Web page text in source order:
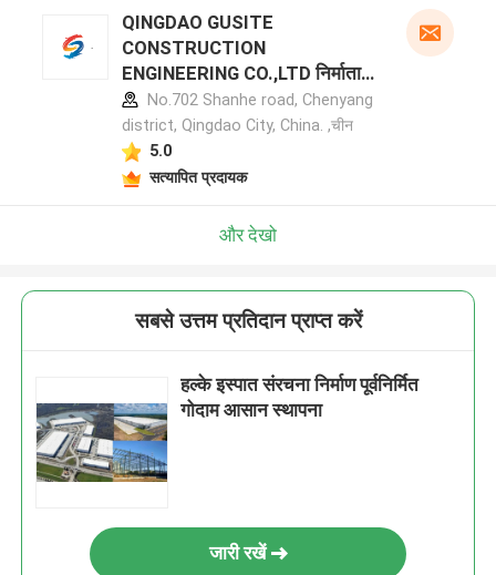
QINGDAO GUSITE
CONSTRUCTION
ENGINEERING CO.,LTD निर्माता
प्रोफ़ाइलNo.702 Shanhe road, Chenyang
district, Qingdao City, China. ,चीन
5.0
सत्यापित प्रदायक
और देखो
सबसे उत्तम प्रतिदान प्राप्त करें
हल्के इस्पात संरचना निर्माण पूर्वनिर्मित
गोदाम आसान स्थापना
जारी रखें